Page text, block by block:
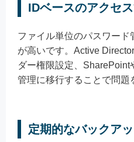
IDベースのアクセ
ファイル単位のパスワー
が高いです。Active
ダー権限設定、SharePoint
管理に移行することで問
定期的なバックア